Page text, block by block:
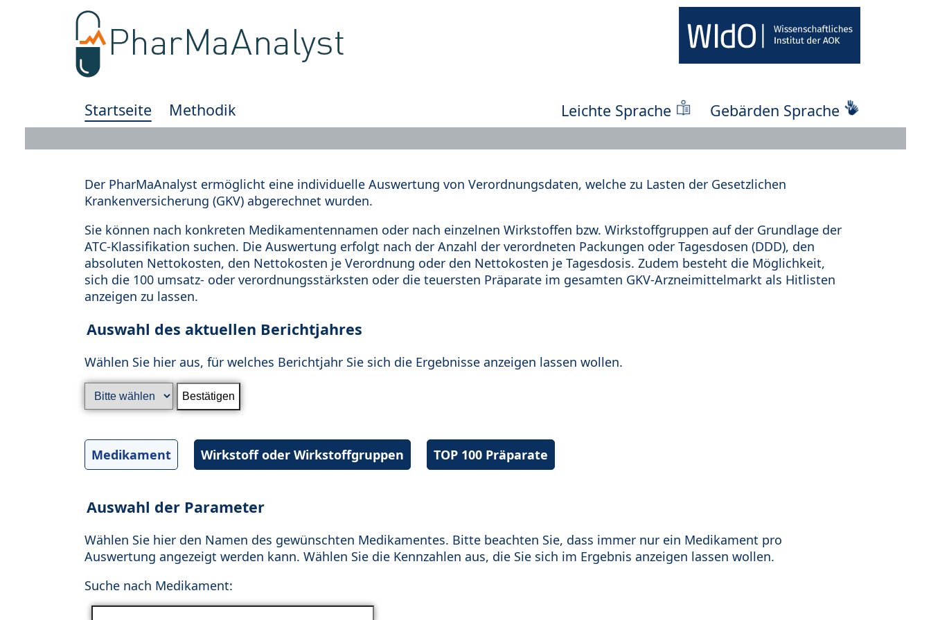
Startseite Methodik Leichte Sprache Gebärden Sprache
Der PharMaAnalyst ermöglicht eine individuelle Auswertung von Verordnungsdaten, welche zu Lasten der Gesetzlichen
Krankenversicherung (GKV) abgerechnet wurden.
Sie können nach konkreten Medikamentennamen oder nach einzelnen Wirkstoffen bzw. Wirkstoffgruppen auf der Grundlage der
ATC-Klassifikation suchen. Die Auswertung erfolgt nach der Anzahl der verordneten Packungen oder Tagesdosen (DDD), den
absoluten Nettokosten, den Nettokosten je Verordnung oder den Nettokosten je Tagesdosis. Zudem besteht die Möglichkeit,
sich die 100 umsatz- oder verordnungsstärksten oder die teuersten Präparate im gesamten GKV-Arzneimittelmarkt als Hitlisten
anzeigen zu lassen.
Auswahl des aktuellen Berichtjahres
Wählen Sie hier aus, für welches Berichtjahr Sie sich die Ergebnisse anzeigen lassen wollen.
Medikament Wirkstoff oder Wirkstoffgruppen TOP 100 Präparate
Auswahl der Parameter
Wählen Sie hier den Namen des gewünschten Medikamentes. Bitte beachten Sie, dass immer nur ein Medikament pro
Auswertung angezeigt werden kann. Wählen Sie die Kennzahlen aus, die Sie sich im Ergebnis anzeigen lassen wollen.
Suche nach Medikament: